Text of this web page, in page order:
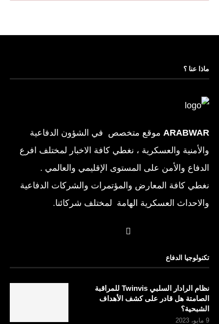
ماذا عنا ؟
ARABWAR موقع متخصص في الشؤون الدفاعية
والأمنية والعسكرية ، نغطي كافة الاخبار لمختلف افرع
الدفاع والأمن على المستوى الإقليمي والعالمي .
نغطي كافة المعارض والمؤتمرات والشركات الدفاعية
والاحداث العسكرية الهامة لمختلف شركائنا.
تكنولوجيا الدفاع
نظام الرادار السلبي Twinvis للمراقبة
الصامتة هل قادر على كشف الأهداف
الشبحية؟
9 مايو، 2023